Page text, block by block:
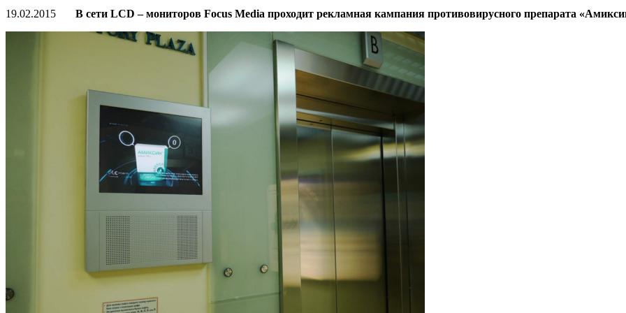
19.02.2015 В сети LCD – мониторов Focus Media проходит рекламная кампания противовирусного препарата